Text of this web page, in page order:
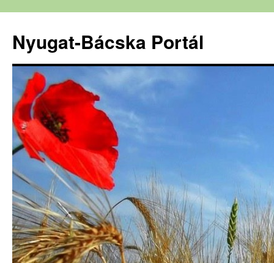
Nyugat-Bácska Portál